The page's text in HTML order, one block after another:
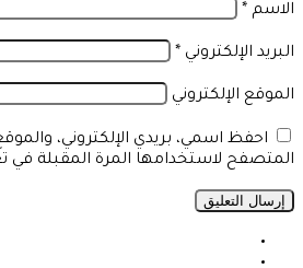
الاسم *
البريد الإلكتروني *
الموقع الإلكتروني
احفظ اسمي، بريدي الإلكتروني،
المتصفح لاستخدامها المرة المقبلة في